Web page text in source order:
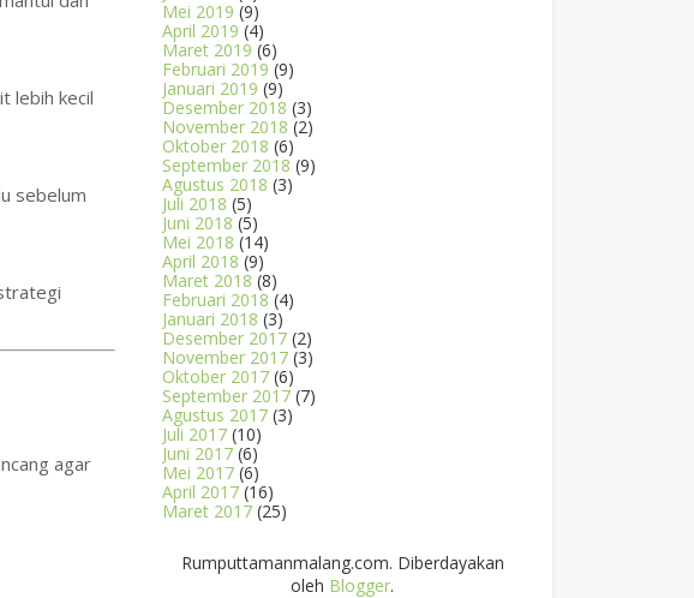
lebih kecil
sebelum
agar
Mei 2019 (9)
April 2019 (4)
Maret 2019 (6)
Februari 2019 (9)
Januari 2019 (9)
Desember 2018 (3)
November 2018 (2)
Oktober 2018 (6)
September 2018 (9)
Agustus 2018 (3)
Juli 2018 (5)
Juni 2018 (5)
Mei 2018 (14)
April 2018 (9)
Maret 2018 (8)
Februari 2018 (4)
Januari 2018 (3)
Desember 2017 (2)
November 2017 (3)
Oktober 2017 (6)
September 2017 (7)
Agustus 2017 (3)
Juli 2017 (10)
Juni 2017 (6)
Mei 2017 (6)
April 2017 (16)
Maret 2017 (25)
Rumputtamanmalang.com. Diberdayakan
oleh Blogger.